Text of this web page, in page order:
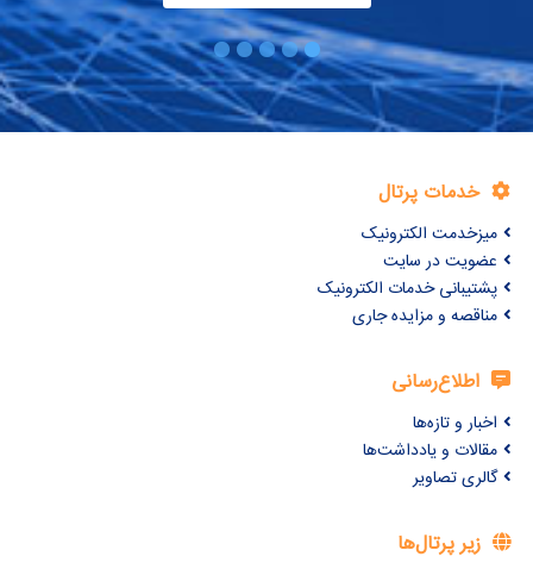
خدمات پرتال
میزخدمت الکترونیک
عضویت در سایت
پشتیبانی خدمات الکترونیک
مناقصه و مزایده جاری
اطلاع‌رسانی
اخبار و تازه‌ها
مقالات و یادداشت‌ها
گالری تصاویر
زیر پرتال‌ها